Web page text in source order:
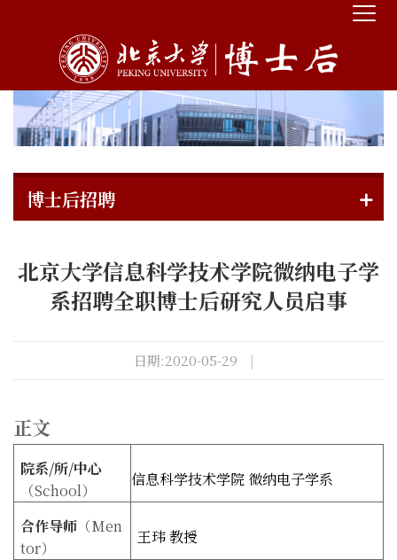
博士后招聘
北京大学信息科学技术学院微纳电子学
系招聘全职博士后研究人员启事
日期:2020-05-29 |
正文
院系/所/中心
（School）
信息科学技术学院 微纳电子学系
合作导师 （Men
tor）
王玮 教授